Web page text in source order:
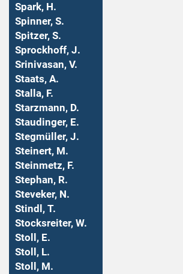
Spark, H.
Spinner, S.
Spitzer, S.
Sprockhoff, J.
Srinivasan, V.
Staats, A.
Stalla, F.
Starzmann, D.
Staudinger, E.
Stegmüller, J.
Steinert, M.
Steinmetz, F.
Stephan, R.
Steveker, N.
Stindl, T.
Stocksreiter, W.
Stoll, E.
Stoll, L.
Stoll, M.